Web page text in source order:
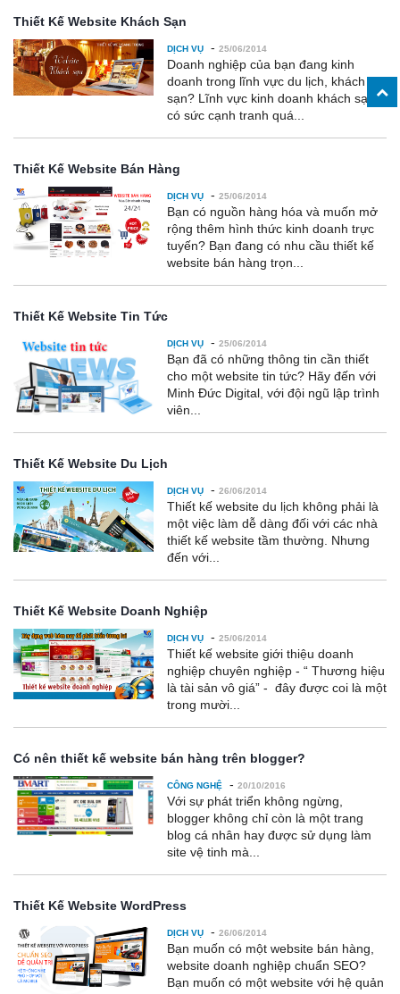
Thiết Kế Website Khách Sạn
DỊCH VỤ - 25/06/2014
Doanh nghiệp của bạn đang kinh
doanh trong lĩnh vực du lịch, khách
sạn? Lĩnh vực kinh doanh khách sạn
có sức cạnh tranh quá...
Thiết Kế Website Bán Hàng
DỊCH VỤ - 25/06/2014
Bạn có nguồn hàng hóa và muốn mở
rộng thêm hình thức kinh doanh trực
tuyến? Bạn đang có nhu cầu thiết kế
website bán hàng trọn...
Thiết Kế Website Tin Tức
DỊCH VỤ - 25/06/2014
Bạn đã có những thông tin cần thiết
cho một website tin tức? Hãy đến với
Minh Đức Digital, với đội ngũ lập trình
viên...
Thiết Kế Website Du Lịch
DỊCH VỤ - 26/06/2014
Thiết kế website du lịch không phải là
một việc làm dễ dàng đối với các nhà
thiết kế website tầm thường. Nhưng
đến với...
Thiết Kế Website Doanh Nghiệp
DỊCH VỤ - 25/06/2014
Thiết kế website giới thiệu doanh
nghiệp chuyên nghiệp - “ Thương hiệu
là tài sản vô giá” - đây được coi là một
trong mười...
Có nên thiết kế website bán hàng trên blogger?
CÔNG NGHỆ - 20/10/2016
Với sự phát triển không ngừng,
blogger không chỉ còn là một trang
blog cá nhân hay được sử dụng làm
site vệ tinh mà...
Thiết Kế Website WordPress
DỊCH VỤ - 26/06/2014
Bạn muốn có một website bán hàng,
website doanh nghiệp chuẩn SEO?
Bạn muốn có một website với hệ quản